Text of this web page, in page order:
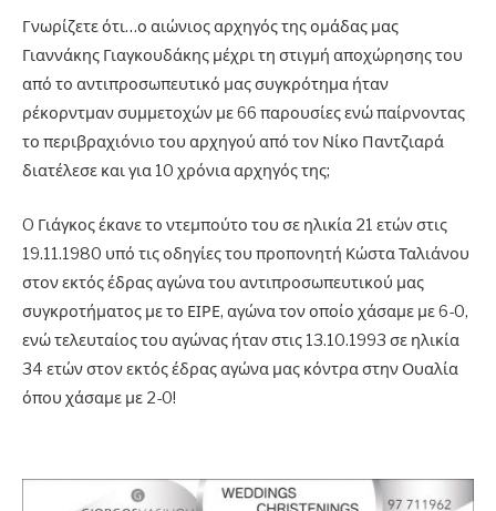
Γνωρίζετε ότι…ο αιώνιος αρχηγός της ομάδας μας
Γιαννάκης Γιαγκουδάκης μέχρι τη στιγμή αποχώρησης του
από το αντιπροσωπευτικό μας συγκρότημα ήταν
ρέκορντμαν συμμετοχών με 66 παρουσίες ενώ παίρνοντας
το περιβραχιόνιο του αρχηγού από τον Νίκο Παντζιαρά
διατέλεσε και για 10 χρόνια αρχηγός της;
O Γιάγκος έκανε το ντεμπούτο του σε ηλικία 21 ετών στις
19.11.1980 υπό τις οδηγίες του προπονητή Κώστα Ταλιάνου
στον εκτός έδρας αγώνα του αντιπροσωπευτικού μας
συγκροτήματος με το ΕΙΡΕ, αγώνα τον οποίο χάσαμε με 6-0,
ενώ τελευταίος του αγώνας ήταν στις 13.10.1993 σε ηλικία
34 ετών στον εκτός έδρας αγώνα μας κόντρα στην Ουαλία
όπου χάσαμε με 2-0!